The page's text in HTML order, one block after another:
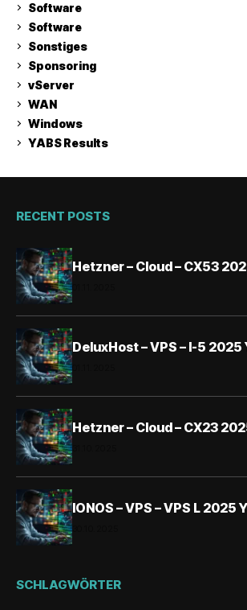
Software
Software
Sonstiges
Sponsoring
vServer
WAN
Windows
YABS Results
RECENT POSTS
Hetzner – Cloud – CX53
DeluxHost – VPS – I-5 2025
Hetzner – Cloud – CX23
IONOS – VPS – VPS L 2025
SCHLAGWÖRTER